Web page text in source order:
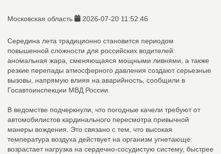
Московская область 2026-07-20 11:52:46
Середина лета традиционно становится периодом
повышенной сложности для российских водителей:
аномальная жара, сменяющаяся мощными ливнями, а также
резкие перепады атмосферного давления создают серьезные
вызовы, напрямую влияя на аварийность, сообщили в
Госавтоинспекции МВД России.
В ведомстве подчеркнули, что погодные качели требуют от
автомобилистов кардинального пересмотра привычной
манеры вождения. Это связано с тем, что высокая
температура воздуха действует на организм угнетающе:
возрастает нагрузка на сердечно-сосудистую систему, быстрее